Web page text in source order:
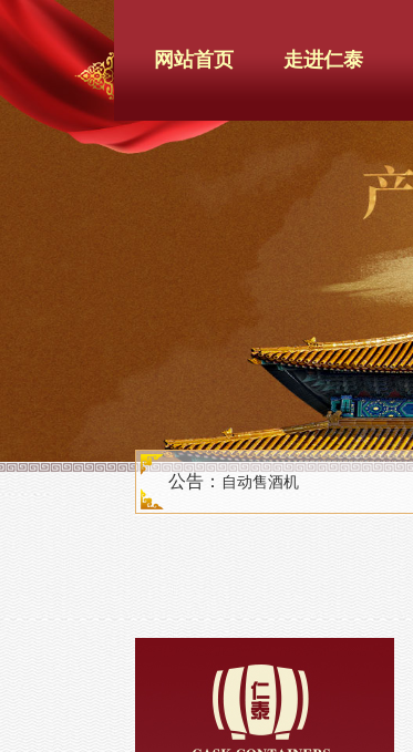
网站首页 走进仁泰
公告： 自动售酒机